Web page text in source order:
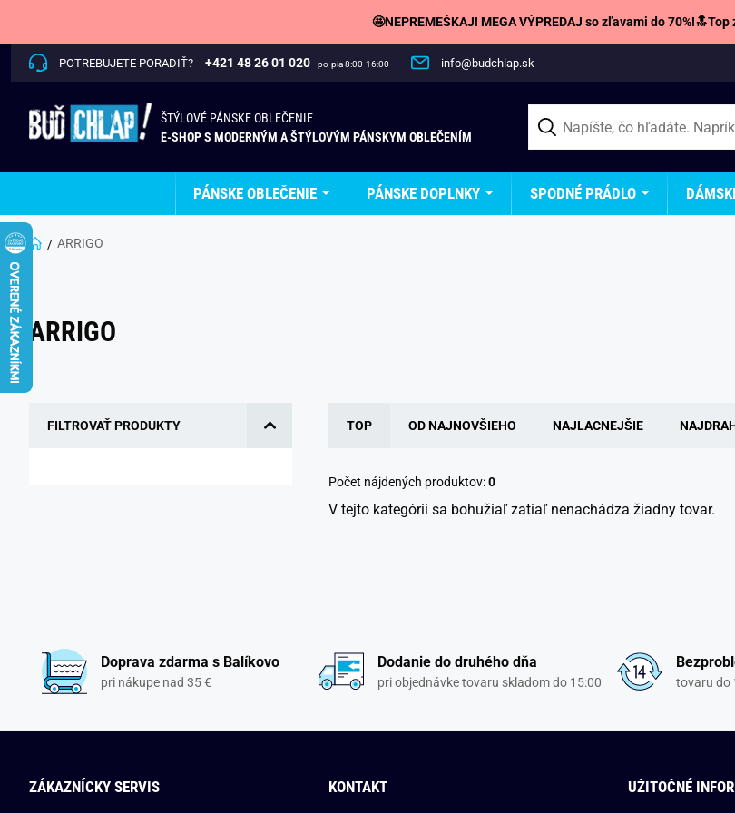
🤩NEPREMEŠKAJ! MEGA VÝPREDAJ so zľavami do 70%!🔝Top
POTREBUJETE PORADIŤ? +421 48 26 01 020 po-pia 8:00-16:00 info@budchlap.sk
ŠTÝLOVÉ PÁNSKE OBLEČENIE
E-SHOP S MODERNÝM A ŠTÝLOVÝM PÁNSKYM OBLEČENÍM
PÁNSKE OBLEČENIE PÁNSKE DOPLNKY SPODNÉ PRÁDLO
ARRIGO
ARRIGO
FILTROVAŤ PRODUKTY TOP OD NAJNOVŠIEHO NAJLACNEJŠIE
Počet nájdených produktov:0
V tejto kategórii sa bohužiaľ zatiaľ nenachádza žiadny tovar.
Doprava zdarma s Balíkovo
pri nákupe nad 35 €
Dodanie do druhého dňa
pri objednávke tovaru skladom do 15:00 tovaru do
ZÁKAZNÍCKY SERVIS KONTAKT UŽITOČNÉ